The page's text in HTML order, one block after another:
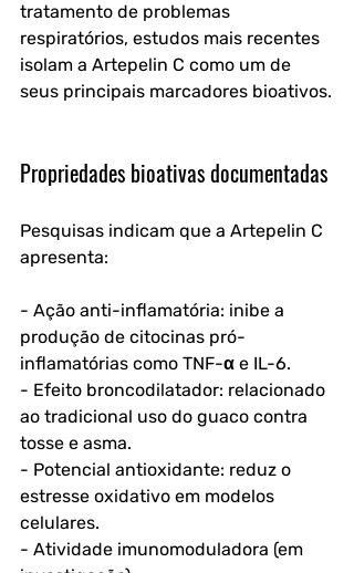
tratamento de problemas
respiratórios, estudos mais recentes
isolam a Artepelin C como um de
seus principais marcadores bioativos.
Propriedades bioativas documentadas
Pesquisas indicam que a Artepelin C
apresenta:
- Ação anti-inflamatória: inibe a
produção de citocinas pró-
inflamatórias como TNF-α e IL-6.
- Efeito broncodilatador: relacionado
ao tradicional uso do guaco contra
tosse e asma.
- Potencial antioxidante: reduz o
estresse oxidativo em modelos
celulares.
- Atividade imunomoduladora (em